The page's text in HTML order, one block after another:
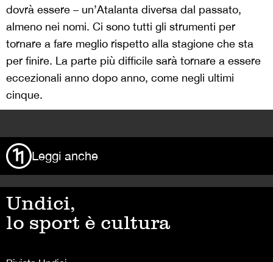
dovrà essere – un’Atalanta diversa dal passato,
almeno nei nomi. Ci sono tutti gli strumenti per
tornare a fare meglio rispetto alla stagione che sta
per finire. La parte più difficile sarà tornare a essere
eccezionali anno dopo anno, come negli ultimi
cinque.
Leggi anche
Undici,
lo sport è cultura